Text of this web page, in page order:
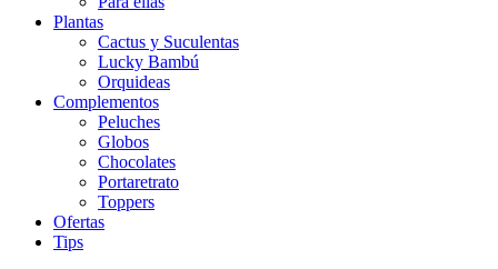
Plantas
Cactus y Suculentas
Lucky Bambú
Orquideas
Complementos
Peluches
Globos
Chocolates
Portaretrato
Toppers
Ofertas
Tips